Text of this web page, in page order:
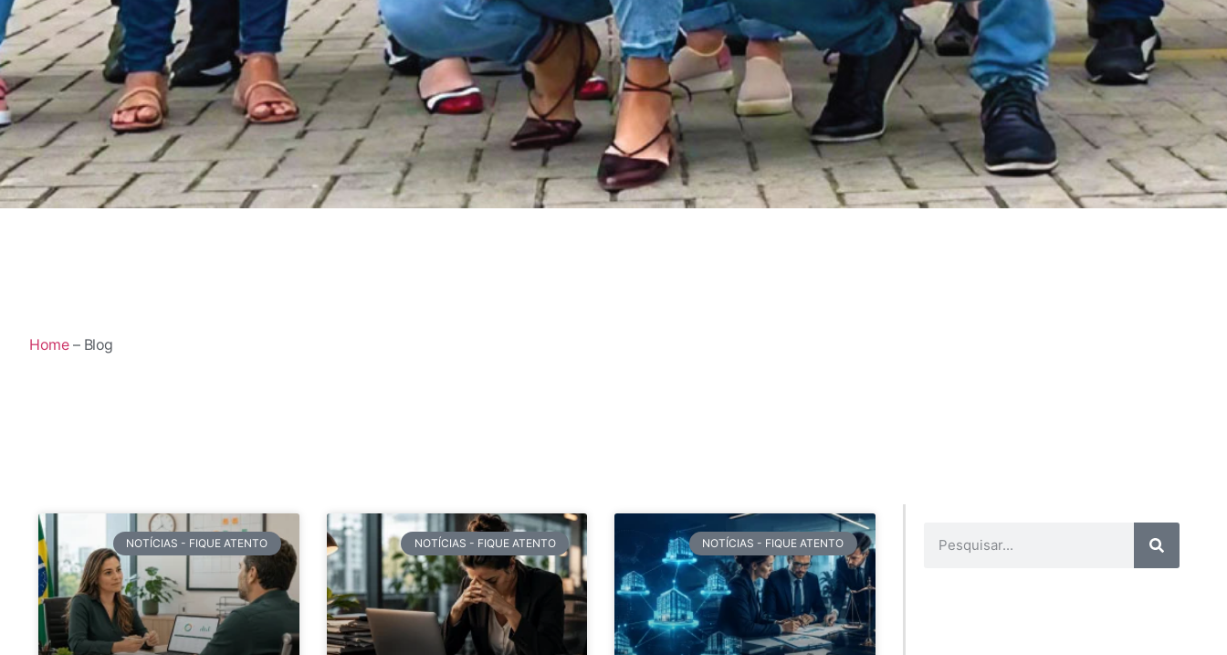
Home– Blog
NOTÍCIAS - FIQUE ATENTO NOTÍCIAS - FIQUE ATENTO NOTÍCIAS - FIQUE ATENTO